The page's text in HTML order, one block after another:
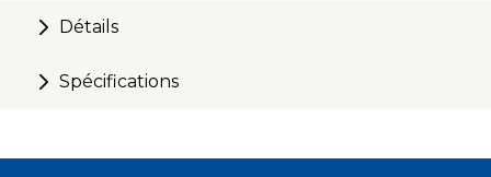
Détails
Spécifications